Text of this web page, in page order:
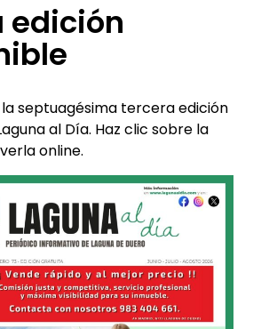
edición
septuagésima tercera edición
al Día. Haz clic sobre la
online.